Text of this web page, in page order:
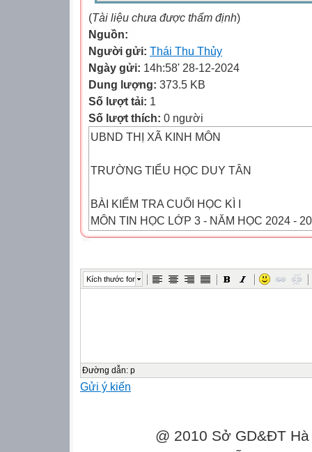
(Tài liệu chưa được thẩm định)
Nguồn:
Người gửi: Thái Thu Thủy
Ngày gửi: 14h:58' 28-12-2024
Dung lượng: 373.5 KB
Số lượt tải: 1
Số lượt thích: 0 người
UBND THỊ XÃ KINH MÔN
TRƯỜNG TIỂU HỌC DUY TÂN
BÀI KIỂM TRA CUỐI HỌC KÌ I
MÔN TIN HỌC LỚP 3 - NĂM HỌC 2024 -
Họ và tên:
Nhận xét
Kích thước font
Đường dẫn: p
Gửi ý kiến
@ 2010 Sở GD&ĐT